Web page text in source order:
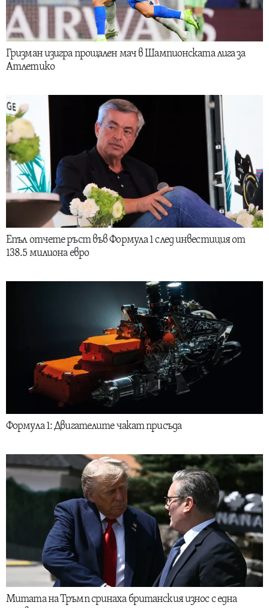
Гризман изигра прощален мач в Шампионската лига за
Атлетико
Епъл отчете ръст във Формула 1 след инвестиция от
138.5 милиона евро
Формула 1: Двигателите чакат присъда
Митата на Тръмп сринаха британския износ с една